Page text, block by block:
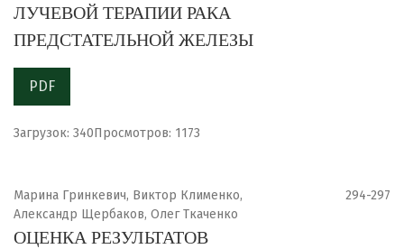
ЛУЧЕВОЙ ТЕРАПИИ РАКА
ПРЕДСТАТЕЛЬНОЙ ЖЕЛЕЗЫ
PDF
Загрузок: 340Просмотров: 1173
Марина Гринкевич, Виктор Клименко,
Александр Щербаков, Олег Ткаченко
294-297
ОЦЕНКА РЕЗУЛЬТАТОВ